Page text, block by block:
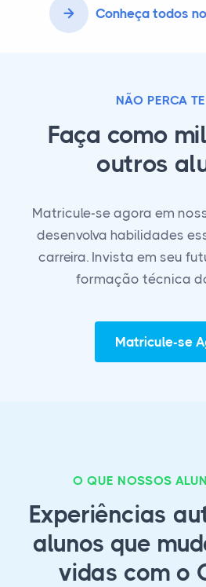
Conheça todos
NÃO PERCA
Faça como
outros
Matricule-se agora em
desenvolva habilidades
carreira. Invista em seu
formação técnica
Matricule-se
O QUE NOSSOS
Experiências
alunos que
vidas com o